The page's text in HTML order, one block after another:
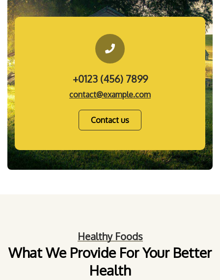
+0123 (456) 7899
contact@example.com
Contact us
Healthy Foods
What We Provide For Your Better
Health